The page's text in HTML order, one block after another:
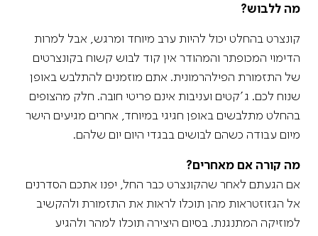
מה ללבוש?
קונצרט בהחלט יכול להיות ערב מיוחד ומרגש, אבל למרות
הדימוי המכופתר והמהודר אין קוד לבוש קשוח בקונצרטים
של התזמורת הפילהרמונית. אתם מוזמנים להתלבש באופן
שנוח לכם. ג'קטים ועניבות אינם פריטי חובה. חלק מהצופים
בהחלט מתלבשים באופן חגיגי במיוחד, אחרים מגיעים הישר
מיום עבודה כשהם לבושים בבגדי היום יום שלהם.
מה קורה אם מאחרים?
אם הגעתם לאחר שהקונצרט כבר החל, יפנו אתכם הסדרנים
אל הגזוזטראות מהן תוכלו לראות את התזמורת ולהקשיב
למוזיקה המתנגנת. בסיום היצירה תוכלו למהר ולהגיע